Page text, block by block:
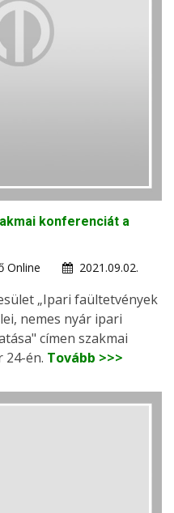
konferenciát a
Online
2021.09.02.
„Ipari faültetvények
nemes nyár ipari
címen szakmai
én. Tovább >>>